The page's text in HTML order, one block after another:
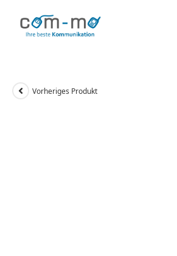
Inhalt
springen
Vorheriges Produkt